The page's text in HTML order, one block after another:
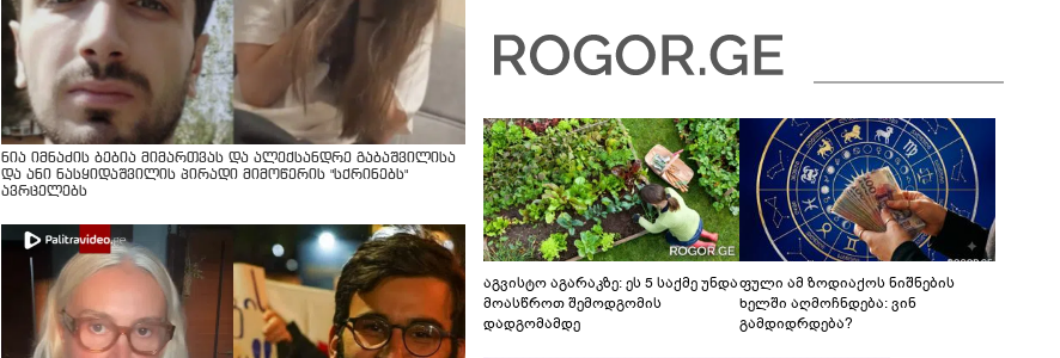
ნია იმნაძის ბებია მიმართვას და ალექსანდრე გაბაშვილისა
და ანი ნასყიდაშვილის პირადი მიმოწერის "სქრინებს"
ავრცელებს
აგვისტო აგარაკზე: ეს 5 საქმე უნდა
მოასწროთ შემოდგომის
დადგომამდე
ფული ამ ზოდიაქოს ნიშნების
ხელში აღმოჩნდება: ვინ
გამდიდრდება?